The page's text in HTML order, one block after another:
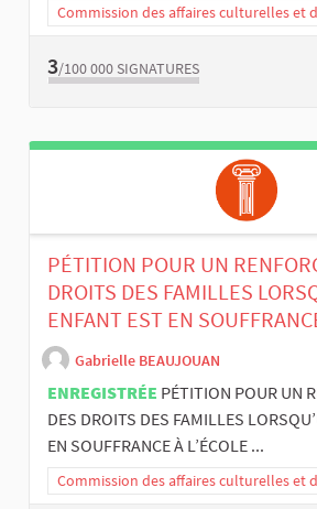
Commission des affaires culturelles et
3/100 000 SIGNATURES
PÉTITION POUR UN
DROITS DES FAMILLES
ENFANT EST EN
Gabrielle BEAUJOUAN
ENREGISTRÉE PÉTITION POUR UN
DES DROITS DES FAMILLES
EN SOUFFRANCE À L’ÉCOLE ...
Commission des affaires culturelles et